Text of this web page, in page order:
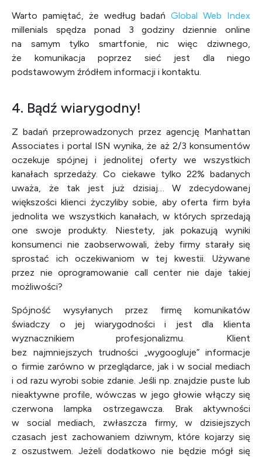
Warto pamiętać, że według badańGlobal Web Index
millenials spędza ponad 3 godziny dziennie online
na samym tylko smartfonie, nic więc dziwnego,
że komunikacja poprzez sieć jest dla niego
podstawowym źródłem informacji i kontaktu.
4. Bądź wiarygodny!
Z badań przeprowadzonych przez agencję Manhattan
Associates i portal ISN wynika, że aż 2/3 konsumentów
oczekuje spójnej i jednolitej oferty we wszystkich
kanałach sprzedaży. Co ciekawe tylko 22% badanych
uważa, że tak jest już dzisiaj… W zdecydowanej
większości klienci życzyliby sobie, aby oferta firm była
jednolita we wszystkich kanałach, w których sprzedają
one swoje produkty. Niestety, jak pokazują wyniki
konsumenci nie zaobserwowali, żeby firmy starały się
sprostać ich oczekiwaniom w tej kwestii. Używane
przez nie oprogramowanie call center nie daje takiej
możliwości?
Spójność wysyłanych przez firmę komunikatów
świadczy o jej wiarygodności i jest dla klienta
wyznacznikiem profesjonalizmu. Klient
bez najmniejszych trudności „wygoogluje” informacje
o firmie zarówno w przeglądarce, jak i w social mediach
i od razu wyrobi sobie zdanie. Jeśli np. znajdzie puste lub
nieaktywne profile, wówczas w jego głowie włączy się
czerwona lampka ostrzegawcza. Brak aktywności
w social mediach, zwłaszcza firmy, w dzisiejszych
czasach jest zachowaniem dziwnym, które kojarzy się
z oszustwem. Jeżeli dodatkowo nie będzie mógł się